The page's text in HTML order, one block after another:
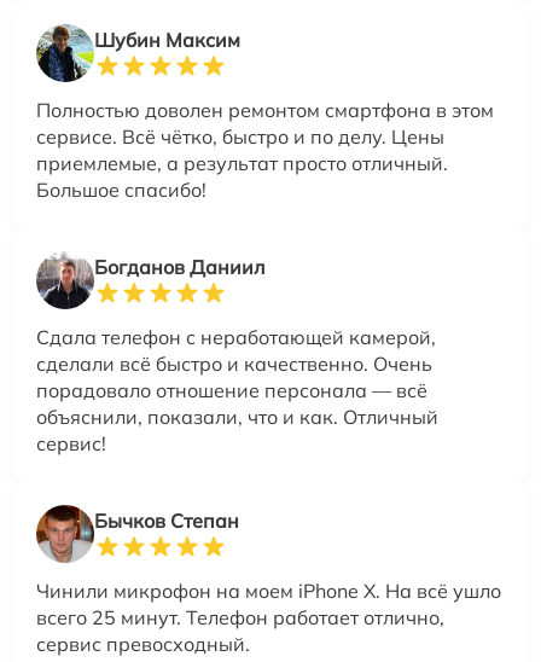
Шубин Максим
Полностью доволен ремонтом смартфона в этом
сервисе. Всё чётко, быстро и по делу. Цены
приемлемые, а результат просто отличный.
Большое спасибо!
Богданов Даниил
Сдала телефон с неработающей камерой,
сделали всё быстро и качественно. Очень
порадовало отношение персонала — всё
объяснили, показали, что и как. Отличный
сервис!
Бычков Степан
Чинили микрофон на моем iPhone X. На всё ушло
всего 25 минут. Телефон работает отлично,
сервис превосходный.